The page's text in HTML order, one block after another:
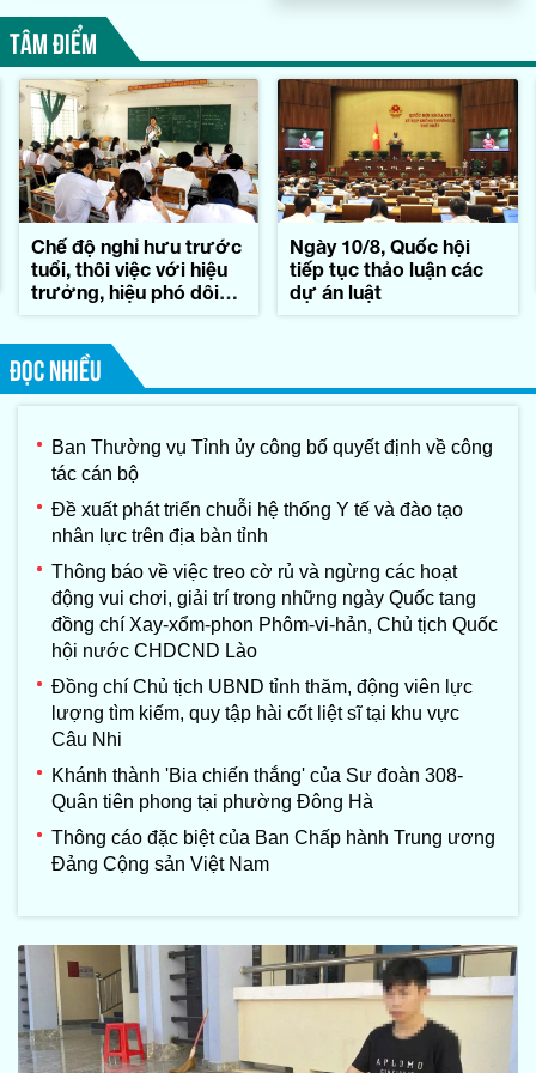
TÂM ĐIỂM
Chế độ nghỉ hưu trước
tuổi, thôi việc với hiệu
trưởng, hiệu phó dôi
Ngày 10/8, Quốc hội
tiếp tục thảo luận các
dự án luật
ĐỌC NHIỀU
Ban Thường vụ Tỉnh ủy công bố quyết định về công
tác cán bộ
Đề xuất phát triển chuỗi hệ thống Y tế và đào tạo
nhân lực trên địa bàn tỉnh
Thông báo về việc treo cờ rủ và ngừng các hoạt
động vui chơi, giải trí trong những ngày Quốc tang
đồng chí Xay-xổm-phon Phôm-vi-hản, Chủ tịch Quốc
hội nước CHDCND Lào
Đồng chí Chủ tịch UBND tỉnh thăm, động viên lực
lượng tìm kiếm, quy tập hài cốt liệt sĩ tại khu vực
Câu Nhi
Khánh thành 'Bia chiến thắng' của Sư đoàn 308-
Quân tiên phong tại phường Đông Hà
Thông cáo đặc biệt của Ban Chấp hành Trung ương
Đảng Cộng sản Việt Nam